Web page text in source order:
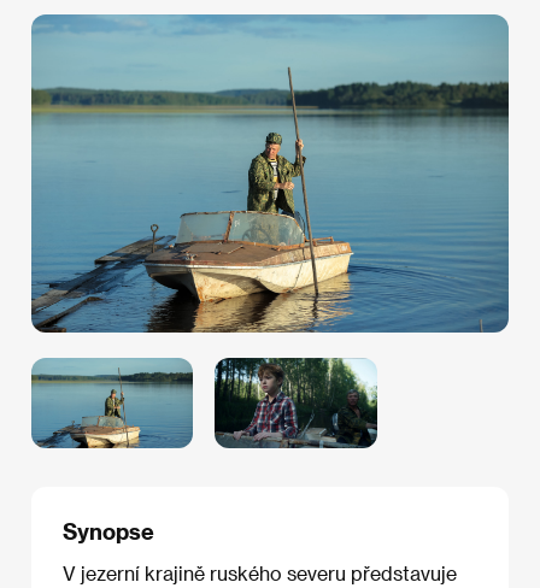
Synopse
V jezerní krajině ruského severu představuje